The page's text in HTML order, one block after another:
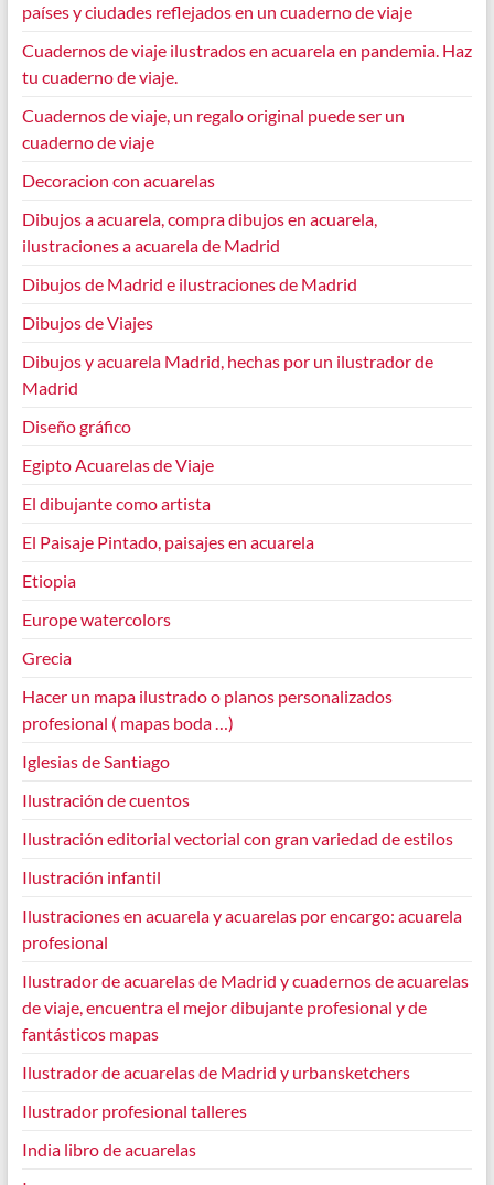
países y ciudades reflejados en un cuaderno de viaje
Cuadernos de viaje ilustrados en acuarela en pandemia. Haz
tu cuaderno de viaje.
Cuadernos de viaje, un regalo original puede ser un
cuaderno de viaje
Decoracion con acuarelas
Dibujos a acuarela, compra dibujos en acuarela,
ilustraciones a acuarela de Madrid
Dibujos de Madrid e ilustraciones de Madrid
Dibujos de Viajes
Dibujos y acuarela Madrid, hechas por un ilustrador de
Madrid
Diseño gráfico
Egipto Acuarelas de Viaje
El dibujante como artista
El Paisaje Pintado, paisajes en acuarela
Etiopia
Europe watercolors
Grecia
Hacer un mapa ilustrado o planos personalizados
profesional ( mapas boda …)
Iglesias de Santiago
Ilustración de cuentos
Ilustración editorial vectorial con gran variedad de estilos
Ilustración infantil
Ilustraciones en acuarela y acuarelas por encargo: acuarela
profesional
Ilustrador de acuarelas de Madrid y cuadernos de acuarelas
de viaje, encuentra el mejor dibujante profesional y de
fantásticos mapas
Ilustrador de acuarelas de Madrid y urbansketchers
Ilustrador profesional talleres
India libro de acuarelas